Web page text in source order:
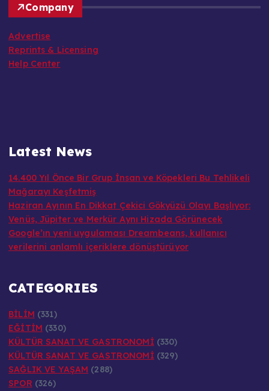
Company
Advertise
Reprints & Licensing
Help Center
Latest News
14.400 Yıl Önce Bir Grup İnsan ve Köpekleri Bu Tehlikeli
Mağarayı Keşfetmiş
Haziran Ayının En Dikkat Çekici Gökyüzü Olayı Başlıyor:
Venüs, Jüpiter ve Merkür Aynı Hizada Görünecek
Google’ın yeni uygulaması Dreambeans, kullanıcı
verilerini anlamlı içeriklere dönüştürüyor
CATEGORIES
BİLİM (331)
EĞİTİM (330)
KÜLTÜR SANAT VE GASTRONOMİ (330)
KÜLTÜR SANAT VE GASTRONOMİ (329)
SAĞLIK VE YAŞAM (288)
SPOR (326)